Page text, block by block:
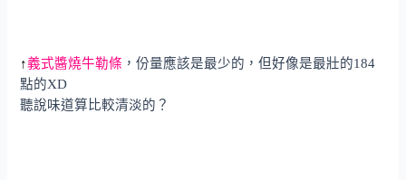
↑義式醬燒牛勒條 ，份量應該是最少的，但好像是最壯的184
點的XD
聽說味道算比較清淡的？